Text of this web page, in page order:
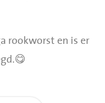
rookworst en is er